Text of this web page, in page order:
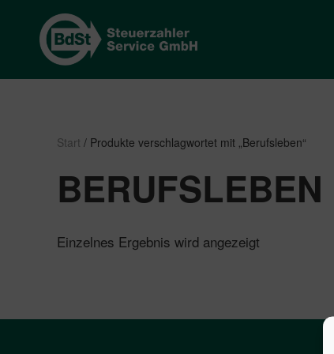
Start / Produkte verschlagwortet mit „Berufsleben“
BERUFSLEBEN
Einzelnes Ergebnis wird angezeigt